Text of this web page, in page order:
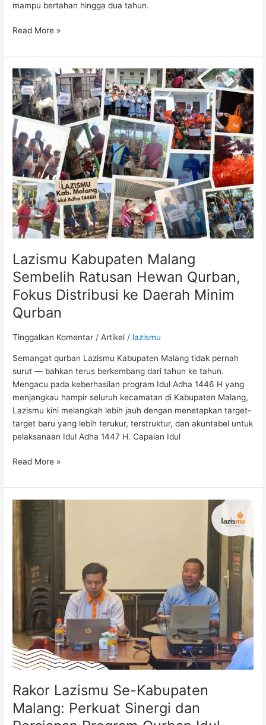
mampu bertahan hingga dua tahun.
Read More »
Lazismu Kabupaten Malang
Sembelih Ratusan Hewan Qurban,
Fokus Distribusi ke Daerah Minim
Qurban
Tinggalkan Komentar /Artikel / lazismu
Semangat qurban Lazismu Kabupaten Malang tidak pernah
surut — bahkan terus berkembang dari tahun ke tahun.
Mengacu pada keberhasilan program Idul Adha 1446 H yang
menjangkau hampir seluruh kecamatan di Kabupaten Malang,
Lazismu kini melangkah lebih jauh dengan menetapkan target-
target baru yang lebih terukur, terstruktur, dan akuntabel untuk
pelaksanaan Idul Adha 1447 H. Capaian Idul
Lazismu
Kabupaten
Malang
Sembelih
Ratusan
Hewan
Qurban,
Fokus
Distribusi
ke
Daerah
Minim
Qurban
Read More »
Rakor Lazismu Se-Kabupaten
Malang: Perkuat Sinergi dan
Lazismu
Se-
Kabupaten
Malang:
Perkuat
Sinergi
dan
Persiapan
Program
Qurban
Idul
Adha
H